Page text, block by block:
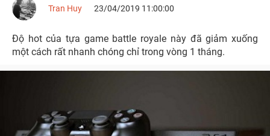
Tran Huy 23/04/2019 11:00:00
Độ hot của tựa game battle royale này đã giảm xuống
một cách rất nhanh chóng chỉ trong vòng 1 tháng.